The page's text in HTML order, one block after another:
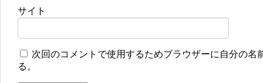
サイト
次回のコメントで使用するためブラウザーに自分の名
る。